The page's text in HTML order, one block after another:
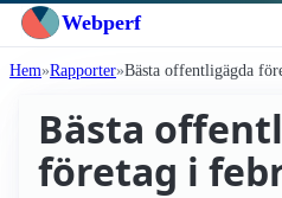
Webperf
Hem Rapporter Bästa offentligägda
Bästa
företag i